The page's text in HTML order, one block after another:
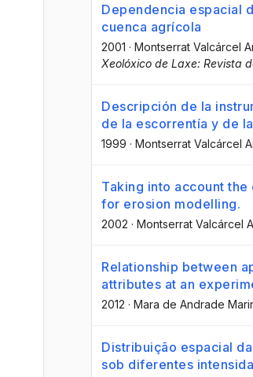
Dependencia espacial
cuenca agrícola
2001 · Montserrat Valcárcel
Xeolóxico de Laxe: Revista
Descripción de la
de la escorrentía y de
1999 · Montserrat Valcárcel
Taking into account
for erosion modelling.
2002 · Montserrat Valcárcel
Relationship between
attributes at an
2012 · Mara de Andrade
Distribuição espacial
sob diferentes